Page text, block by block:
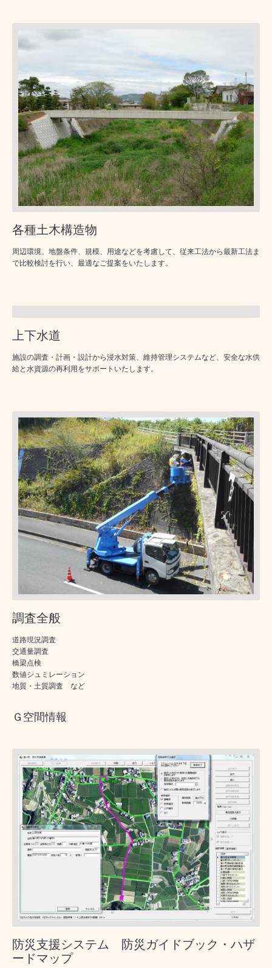
各種土木構造物
周辺環境、地盤条件、規模、用途などを考慮して、従来工法から最新工法ま
で比較検討を行い、最適なご提案をいたします。
上下水道
施設の調査・計画・設計から浸水対策、維持管理システムなど、安全な水供
給と水資源の再利用をサポートいたします。
調査全般
道路現況調査
交通量調査
橋梁点検
数値シュミレーション
地質・土質調査 など
Ｇ空間情報
防災支援システム 防災ガイドブック・ハザ
ードマップ